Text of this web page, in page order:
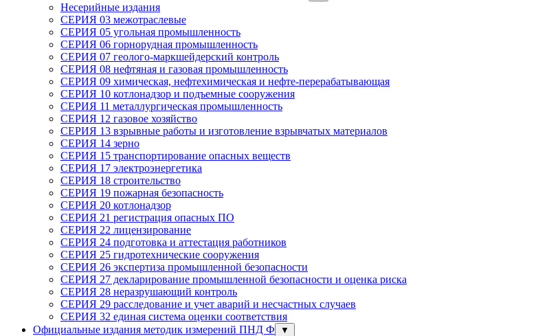
Несерийные издания
СЕРИЯ 03 межотраслевые
СЕРИЯ 05 угольная промышленность
СЕРИЯ 06 горнорудная промышленность
СЕРИЯ 07 геолого-маркшейдерский контроль
СЕРИЯ 08 нефтяная и газовая промышленность
СЕРИЯ 09 химическая, нефтехимическая и нефте-перерабатывающая
СЕРИЯ 10 котлонадзор и подъемные сооружения
СЕРИЯ 11 металлургическая промышленность
СЕРИЯ 12 газовое хозяйство
СЕРИЯ 13 взрывные работы и изготовление взрывчатых материалов
СЕРИЯ 14 зерно
СЕРИЯ 15 транспортирование опасных веществ
СЕРИЯ 17 электроэнергетика
СЕРИЯ 18 строительство
СЕРИЯ 19 пожарная безопасность
СЕРИЯ 20 котлонадзор
СЕРИЯ 21 регистрация опасных ПО
СЕРИЯ 22 лицензирование
СЕРИЯ 24 подготовка и аттестация работников
СЕРИЯ 25 гидротехнические сооружения
СЕРИЯ 26 экспертиза промышленной безопасности
СЕРИЯ 27 декларирование промышленной безопасности и оценка риска
СЕРИЯ 28 неразрушающий контроль
СЕРИЯ 29 расследование и учет аварий и несчастных случаев
СЕРИЯ 32 единая система оценки соответствия
Официальные издания методик измерений ПНД Ф
▼